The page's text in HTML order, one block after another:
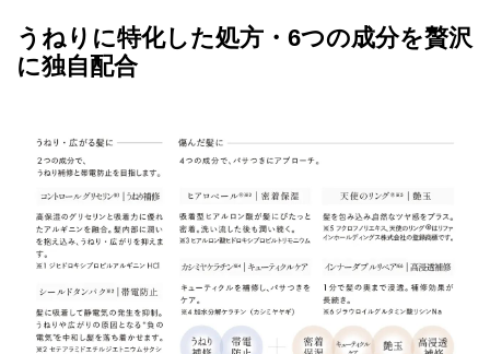
うねりに特化した処方・6つの成分を贅沢
に独自配合